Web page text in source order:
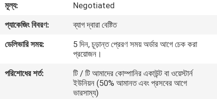
ভ্রমণ
মান
মূল্য:
Negotiated
প্যাকেজিং বিবরণ:
ব্যাগ দ্বারা বেষ্টিত
ডেলিভারি সময়:
5 দিন, চূড়ান্ত প্রেরণ সময় অর্ডার আগে চেক করা
প্রয়োজন।
পরিশোধের শর্ত:
টি / টি আমাদের কোম্পানির একাউন্ট বা ওয়েস্টার্ন
ইউনিয়ন (50% আমানত এবং প্রসবের আগে
ভারসাম্য)